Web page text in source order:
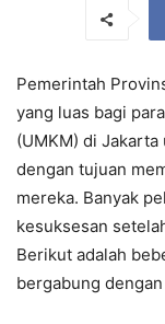
Pemerintah
yang luas bagi
(UMKM) di
dengan tujuan
mereka. Banyak
kesuksesan
Berikut adalah
bergabung